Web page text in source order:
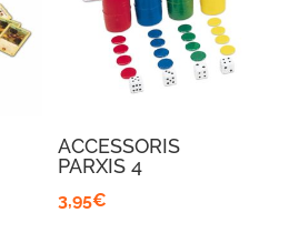
ACCESSORIS
PARXIS 4
3,95€